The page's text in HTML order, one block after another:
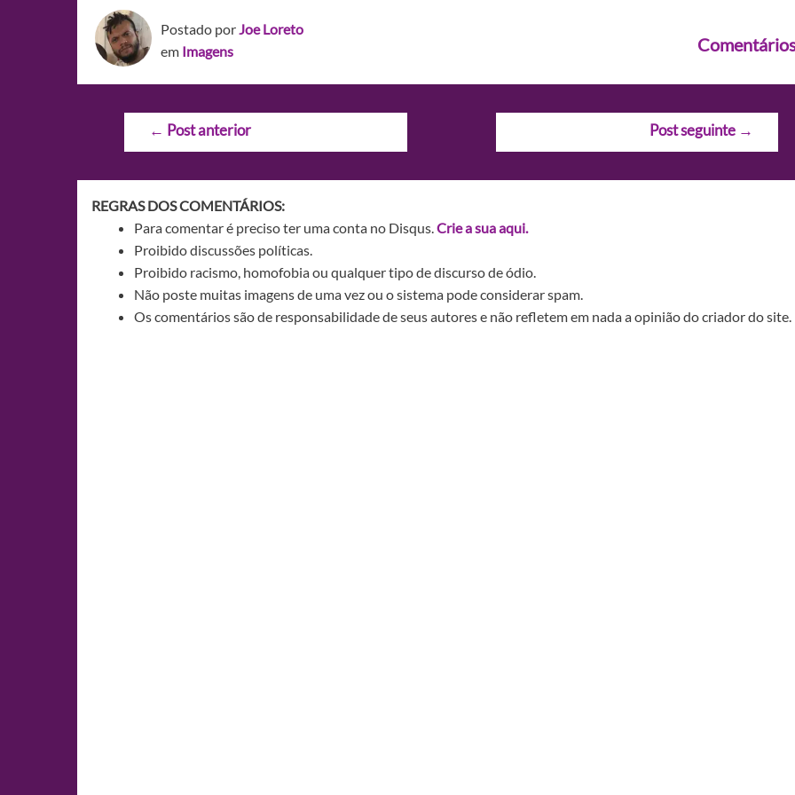
Postado porJoe Loreto
em Imagens
Navegação
← Post anterior Post seguinte →
REGRAS DOS COMENTÁRIOS:
Para comentar é preciso ter uma conta no Disqus.Crie a sua aqui.
Proibido discussões políticas.
Proibido racismo, homofobia ou qualquer tipo de discurso de ódio.
Não poste muitas imagens de uma vez ou o sistema pode considerar spam.
Os comentários são de responsabilidade de seus autores e não refletem em nada a opinião do criador do site.